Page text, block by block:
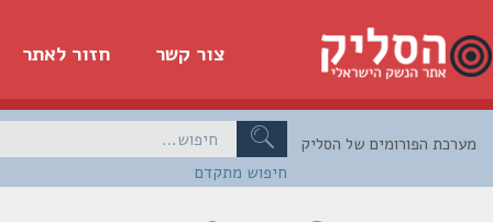
חזור לאתר צור קשר
חיפוש מתקדם
הפורומים של הסליק